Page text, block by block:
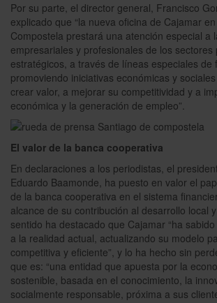
Por su parte, el director general, Francisco
explicado que “la nueva oficina de Cajamar
Compostela prestará una atención especial a
empresariales y profesionales de los sectores
estratégicos, a través de líneas especiales de
promoviendo iniciativas económicas y
crear valor, a mejorar su competitividad y a
económica y la generación de empleo”.
El valor de la banca cooperativa
En declaraciones a los periodistas, el
Eduardo Baamonde, ha puesto en valor el
de la banca cooperativa en el sistema
alcance de su contribución al desarrollo local
sentido ha destacado que Cajamar “ha
a la realidad actual, actualizando su modelo
competitiva y eficiente”, y lo ha hecho sin
que es: “una entidad que apuesta por la
sostenible, basada en el conocimiento, la
socialmente responsable, próxima a sus
o
d
e
n
u
v
a
s
s
u
c
r
s
a
l
e
s
e
n
G
l
i